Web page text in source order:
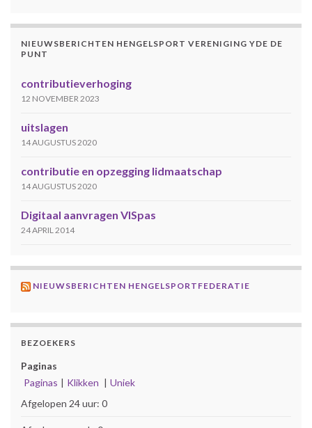
NIEUWSBERICHTEN HENGELSPORT VERENIGING YDE DE
PUNT
contributieverhoging
12 NOVEMBER 2023
uitslagen
14 AUGUSTUS 2020
contributie en opzegging lidmaatschap
14 AUGUSTUS 2020
Digitaal aanvragen VISpas
24 APRIL 2014
NIEUWSBERICHTEN HENGELSPORTFEDERATIE
BEZOEKERS
Paginas
Paginas | Klikken | Uniek
Afgelopen 24 uur: 0